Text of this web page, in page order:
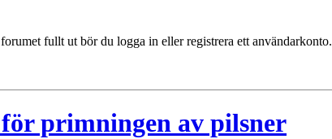
fullt ut bör du logga in eller registrera ett användarkonto.
primningen av pilsner